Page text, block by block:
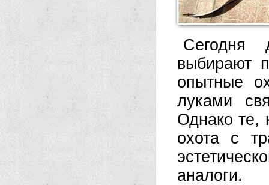
Сегодня
выбирают
опытные
луками
Однако те,
охота с
аналоги.